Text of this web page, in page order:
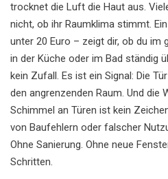
trocknet die Luft die Haut aus.
nicht, ob ihr Raumklima stimmt.
unter 20 Euro – zeigt dir, ob du im
in der Küche oder im Bad ständig
kein Zufall. Es ist ein Signal: Die
den angrenzenden Raum. Und die
Schimmel an Türen ist kein
von Baufehlern oder falscher
Ohne Sanierung. Ohne neue
Schritten.